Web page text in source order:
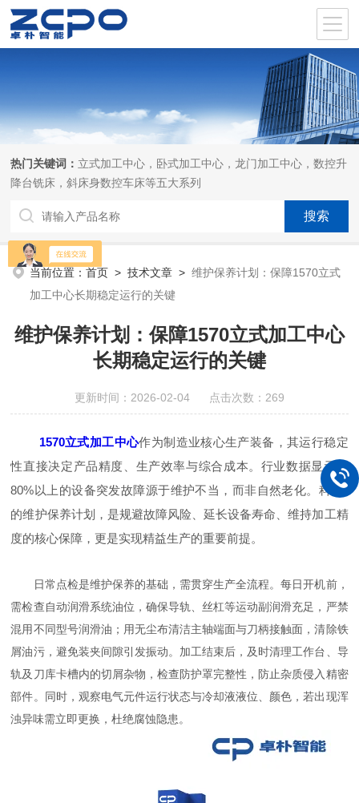
热门关键词： 立式加工中心，卧式加工中心，龙门加工中心，数控升
降台铣床，斜床身数控车床等五大系列
当前位置：首页 >技术文章 >维护保养计划：保障1570立式
加工中心长期稳定运行的关键
维护保养计划：保障1570立式加工中心
长期稳定运行的关键
更新时间：2026-02-04 点击次数：269
1570立式加工中心作为制造业核心生产装备，其运行稳定
性直接决定产品精度、生产效率与综合成本。行业数据显示，
80%以上的设备突发故障源于维护不当，而非自然老化。科学*
的维护保养计划，是规避故障风险、延长设备寿命、维持加工精
度的核心保障，更是实现精益生产的重要前提。
日常点检是维护保养的基础，需贯穿生产全流程。每日开机前，
需检查自动润滑系统油位，确保导轨、丝杠等运动副润滑充足，严禁
混用不同型号润滑油；用无尘布清洁主轴端面与刀柄接触面，清除铁
屑油污，避免装夹间隙引发振动。加工结束后，及时清理工作台、导
轨及刀库卡槽内的切屑杂物，检查防护罩完整性，防止杂质侵入精密
部件。同时，观察电气元件运行状态与冷却液液位、颜色，若出现浑
浊异味需立即更换，杜绝腐蚀隐患。